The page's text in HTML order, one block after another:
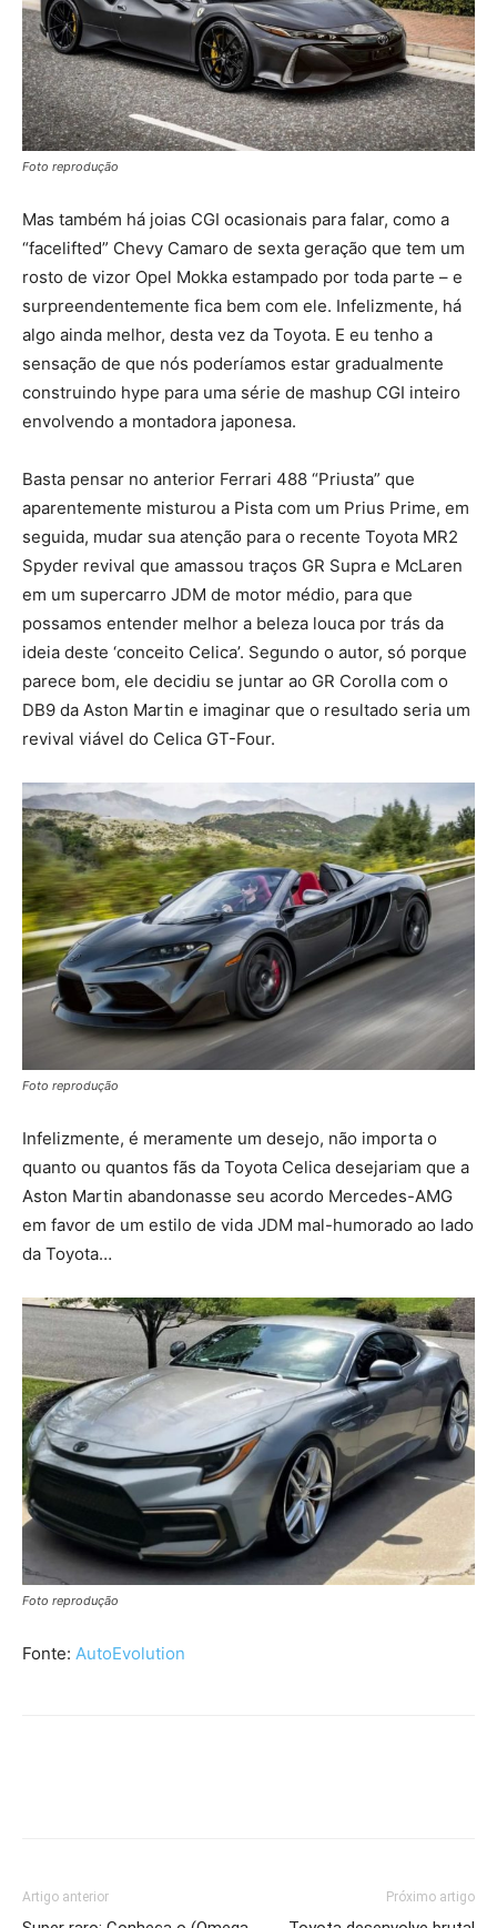
Foto reprodução
Mas também há joias CGI ocasionais para falar, como a
“facelifted” Chevy Camaro de sexta geração que tem um
rosto de vizor Opel Mokka estampado por toda parte – e
surpreendentemente fica bem com ele. Infelizmente, há
algo ainda melhor, desta vez da Toyota. E eu tenho a
sensação de que nós poderíamos estar gradualmente
construindo hype para uma série de mashup CGI inteiro
envolvendo a montadora japonesa.
Basta pensar no anterior Ferrari 488 “Priusta” que
aparentemente misturou a Pista com um Prius Prime, em
seguida, mudar sua atenção para o recente Toyota MR2
Spyder revival que amassou traços GR Supra e McLaren
em um supercarro JDM de motor médio, para que
possamos entender melhor a beleza louca por trás da
ideia deste ‘conceito Celica’. Segundo o autor, só porque
parece bom, ele decidiu se juntar ao GR Corolla com o
DB9 da Aston Martin e imaginar que o resultado seria um
revival viável do Celica GT-Four.
Foto reprodução
Infelizmente, é meramente um desejo, não importa o
quanto ou quantos fãs da Toyota Celica desejariam que a
Aston Martin abandonasse seu acordo Mercedes-AMG
em favor de um estilo de vida JDM mal-humorado ao lado
da Toyota…
Foto reprodução
Fonte: AutoEvolution
Artigo anterior Próximo artigo